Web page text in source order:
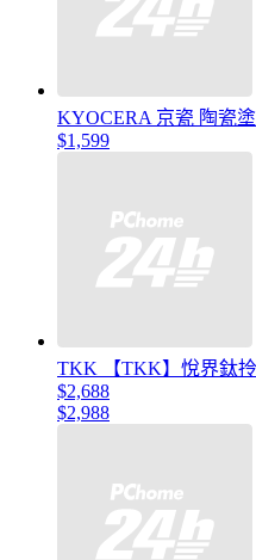
KYOCERA 京瓷 陶瓷
$1,599
TKK 【TKK】悅界鈦
$2,688
$2,988